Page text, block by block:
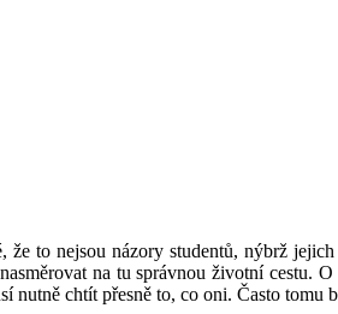
že to nejsou názory studentů, nýbrž
na tu správnou životní
nutně chtít přesně to, co oni. Často tomu